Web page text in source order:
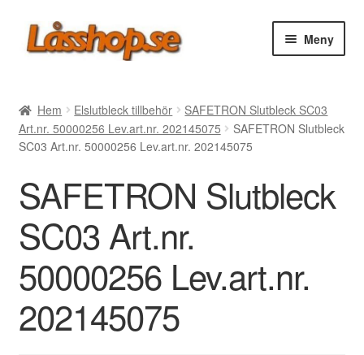
Hoppa
till
Hoppa
till
Meny
Rea
Villkor
Vanliga frågor
Forum/Manualer/Råd
Support
Hem Elslutbleck tillbehör
SAFETRON Slutbleck SC03
Art.nr. 50000256 Lev.art.nr. 202145075
SAFETRON Slutbleck
SC03 Art.nr. 50000256 Lev.art.nr. 202145075
SAFETRON Slutbleck
SC03 Art.nr.
50000256 Lev.art.nr.
202145075